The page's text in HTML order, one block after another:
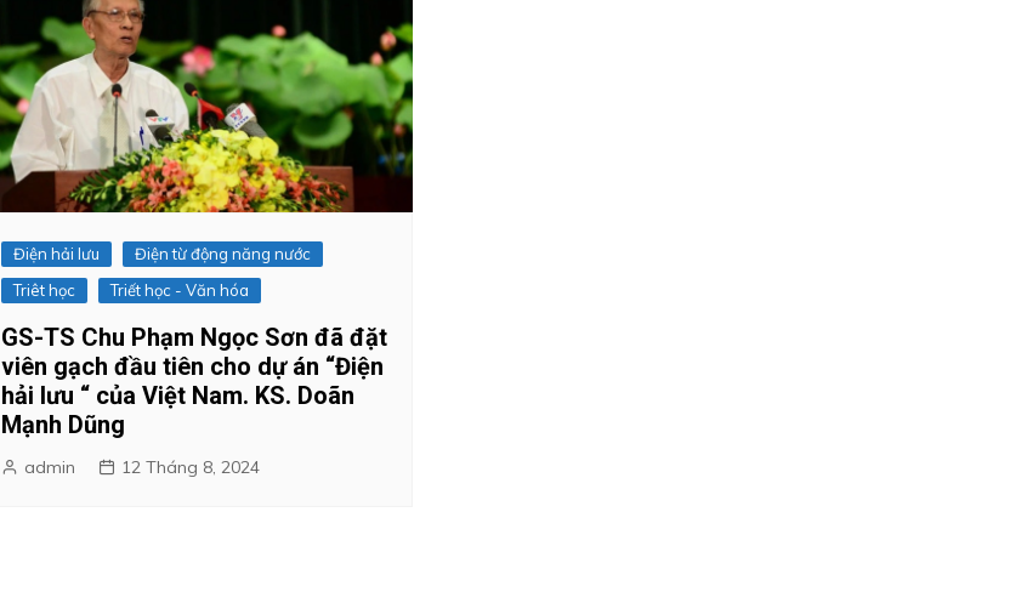
Điện hải lưu
Điện từ động năng nước
Triêt học
Triết học - Văn hóa
GS-TS Chu Phạm Ngọc Sơn đã đặt
viên gạch đầu tiên cho dự án “Điện
hải lưu “ của Việt Nam. KS. Doãn
Mạnh Dũng
admin 12 Tháng 8, 2024